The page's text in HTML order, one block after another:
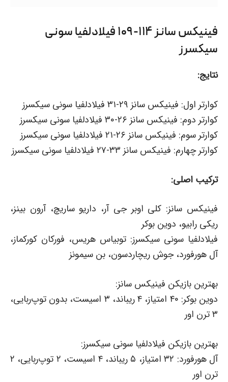
فینیکس سانز ۱۱۴-۱۰۹ فیلادلفیا سونی
سیکسرز
نتایج:
کوارتر اول: فینیکس سانز ۲۹-۳۱ فیلادلفیا سونی سیکسرز
کوارتر دوم: فینیکس سانز ۲۶-۳۰ فیلادلفیا سونی سیکسرز
کوارتر سوم: فینیکس سانز ۲۶-۲۱ فیلادلفیا سونی سیکسرز
کوارتر چهارم: فینیکس سانز ۳۳-۲۷ فیلادلفیا سونی سیکسرز
ترکیب اصلی:
فینیکس سانز: کلی اوبر جی آر، داریو ساریچ، آرون بینز،
ریکی رابیو، دوین بوکر
فیلادلفیا سونی سیکسرز: توبیاس هریس، فورکان کورکماز،
آل هورفورد، جوش ریچاردسون، بن سیمونز
بهترین بازیکن فینیکس سانز:
دوین بوکر: ۴۰ امتیاز، ۴ ریباند، ۳ اسیست، بدون توپ‌ربایی،
۳ ترن اور
بهترین بازیکن فیلادلفیا سونی سیکسرز:
آل هورفورد: ۳۲ امتیاز، ۵ ریباند، ۴ اسیست، ۲ توپ‌ربایی، ۲
ترن اور